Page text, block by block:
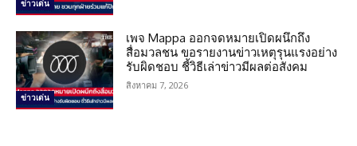
ข่าวเด่น
ข่าวเด่น
เพจ Mappa ออกจดหมายเปิดผนึกถึง
สื่อมวลชน ขอรายงานข่าวเหตุรุนแรงอย่าง
รับผิดชอบ ชี้วิธีเล่าข่าวมีผลต่อสังคม
สิงหาคม 7, 2026